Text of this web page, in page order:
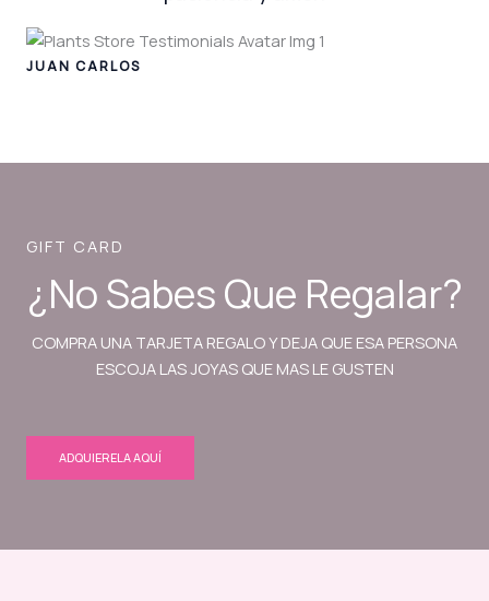
JUAN CARLOS
GIFT CARD
¿No Sabes Que Regalar?
COMPRA UNA TARJETA REGALO Y DEJA QUE ESA PERSONA
ESCOJA LAS JOYAS QUE MAS LE GUSTEN
ADQUIERELA AQUÍ